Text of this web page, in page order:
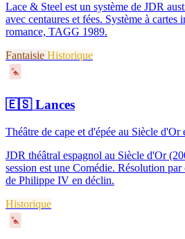
Lace & Steel est un système de JDR
avec centaures et fées. Système à cartes
romance, TAGG 1989.
Fantaisie Historique
♠
🇪🇸Lances
Théâtre de cape et d'épée au Siècle d'Or
JDR théâtral espagnol au Siècle d'Or
session est une Comédie. Résolution
de Philippe IV en déclin.
Historique
♠